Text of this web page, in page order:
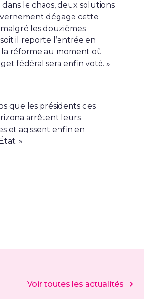
dans le chaos, deux solutions
dégage cette
les douzièmes
il reporte l’entrée en
réforme au moment où
fédéral sera enfin voté. »
que les présidents des
arrêtent leurs
et agissent enfin en
»
Voir toutes les actualités